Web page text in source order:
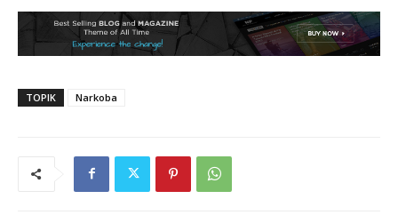
TOPIK Narkoba